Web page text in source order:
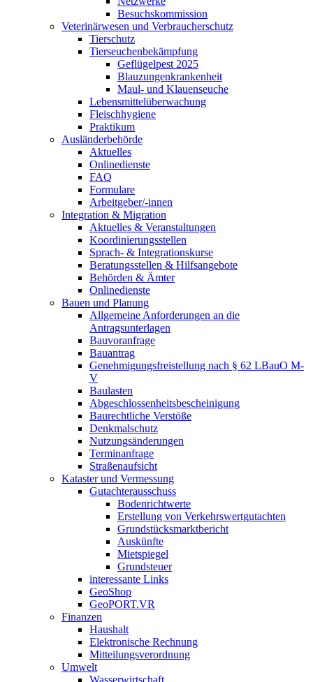
Besuchskommission
Veterinärwesen und Verbraucherschutz
Tierschutz
Tierseuchenbekämpfung
Geflügelpest 2025
Blauzungenkrankenheit
Maul- und Klauenseuche
Lebensmittelüberwachung
Fleischhygiene
Praktikum
Ausländerbehörde
Aktuelles
Onlinedienste
FAQ
Formulare
Arbeitgeber/-innen
Integration & Migration
Aktuelles & Veranstaltungen
Koordinierungsstellen
Sprach- & Integrationskurse
Beratungsstellen & Hilfsangebote
Behörden & Ämter
Onlinedienste
Bauen und Planung
Allgemeine Anforderungen an die
Antragsunterlagen
Bauvoranfrage
Bauantrag
Genehmigungsfreistellung nach § 62 LBauO M-
V
Baulasten
Abgeschlossenheits­bescheinigung
Baurechtliche Verstöße
Denkmalschutz
Nutzungsänderungen
Terminanfrage
Straßenaufsicht
Kataster und Vermessung
Gutachterausschuss
Bodenrichtwerte
Erstellung von Verkehrswertgutachten
Grundstücksmarktbericht
Auskünfte
Mietspiegel
Grundsteuer
interessante Links
GeoShop
GeoPORT.VR
Finanzen
Haushalt
Elektronische Rechnung
Mitteilungsverordnung
Umwelt
Wasserwirtschaft